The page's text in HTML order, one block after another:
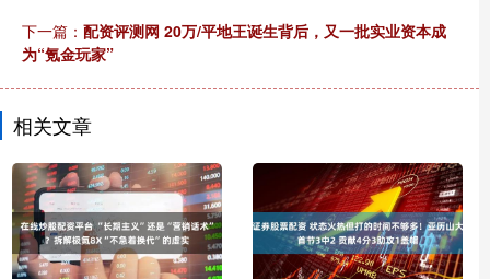
下一篇： 配资评测网 20万/平地王诞生背后，又一批实业资本成
为“氪金玩家”
相关文章